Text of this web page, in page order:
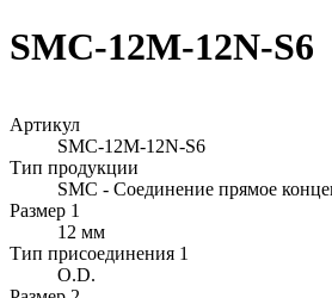
SMC-12M-12N-S6
Артикул
SMC-12M-12N-S6
Тип продукции
SMC - Соединение прямое
Размер 1
12 мм
Тип присоединения 1
O.D.